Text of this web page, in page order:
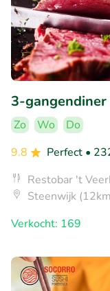
3-gangendiner
Zo Wo
Do
9.8
Perfect •
Restobar 't
Steenwijk
Verkocht: 169